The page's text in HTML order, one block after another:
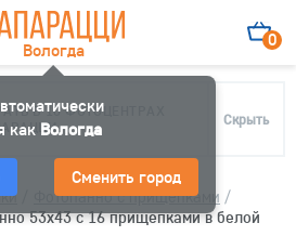
Вологда
как Вологда
Сменить город
0
В 10 ФОТОЦЕНТРАХ
Скрыть
Фотопанно с прищепками /
53х43 с 16 прищепками в белой